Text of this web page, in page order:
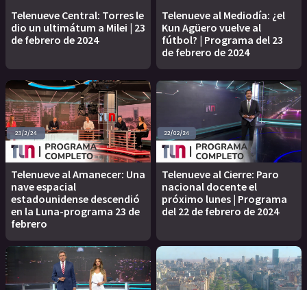
Telenueve Central: Torres le
dio un ultimátum a Milei | 23
de febrero de 2024
Telenueve al Mediodía: ¿el
Kun Agüero vuelve al
fútbol? | Programa del 23
de febrero de 2024
Telenueve al Amanecer: Una
nave espacial
estadounidense descendió
en la Luna-programa 23 de
febrero
Telenueve al Cierre: Paro
nacional docente el
próximo lunes | Programa
del 22 de febrero de 2024